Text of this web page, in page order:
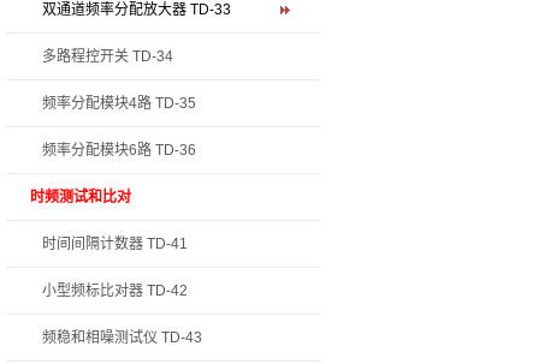
双通道频率分配放大器 TD-33
多路程控开关 TD-34
频率分配模块4路 TD-35
频率分配模块6路 TD-36
时频测试和比对
时间间隔计数器 TD-41
小型频标比对器 TD-42
频稳和相噪测试仪 TD-43